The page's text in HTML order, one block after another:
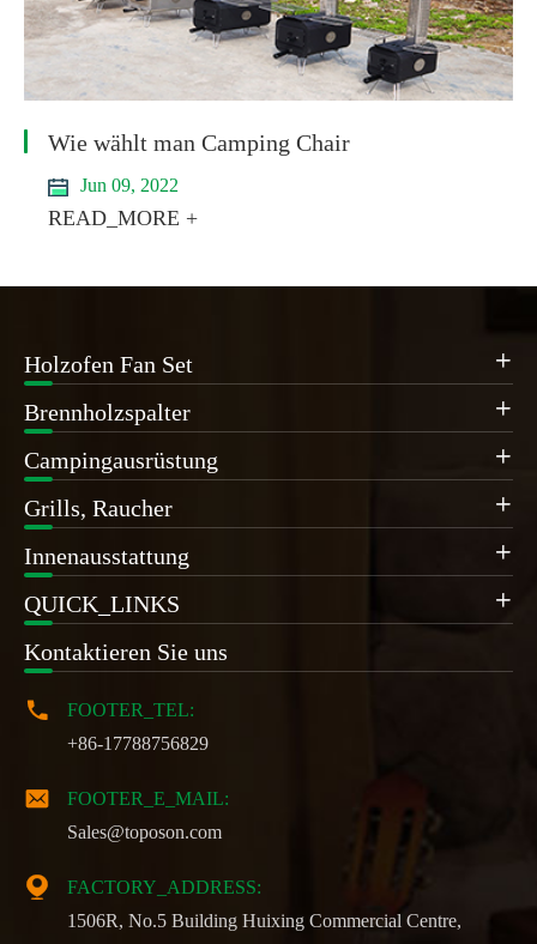
Wie wählt man Camping Chair
Jun 09, 2022
READ_MORE +
Holzofen Fan Set 
Brennholzspalter 
Campingausrüstung 
Grills, Raucher 
Innenausstattung 
QUICK_LINKS 
Kontaktieren Sie uns

FOOTER_TEL:
+86-17788756829

FOOTER_E_MAIL:
Sales@toposon.com

FACTORY_ADDRESS:
1506R, No.5 Building Huixing Commercial Centre,